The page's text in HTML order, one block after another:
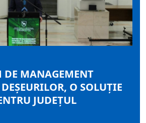
DE MANAGEMENT
O SOLUȚIE
JUDEȚUL